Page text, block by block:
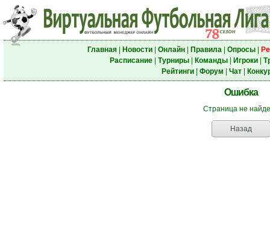
Главная| Новости| Онлайн| Правила| Опросы|
Расписание| Турниры| Команды| Игроки|
Рейтинги| Форум Чат|
Ошибка
Страница не
Назад